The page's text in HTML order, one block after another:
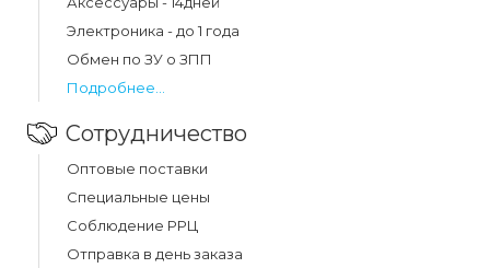
Электроника - до 1 года
Обмен по ЗУ о ЗПП
Подробнее...
Сотрудничество
Оптовые поставки
Специальные цены
Соблюдение РРЦ
Отправка в день заказа